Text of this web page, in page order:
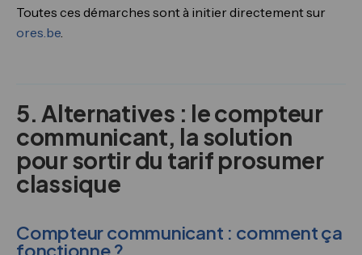
Toutes ces démarches sont à initier directement sur
ores.be
5. Alternatives : le compteur
communicant, la solution
pour sortir du tarif prosumer
classique
Compteur communicant : comment ça
fonctionne ?